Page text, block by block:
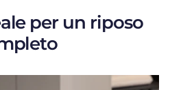
per un riposo